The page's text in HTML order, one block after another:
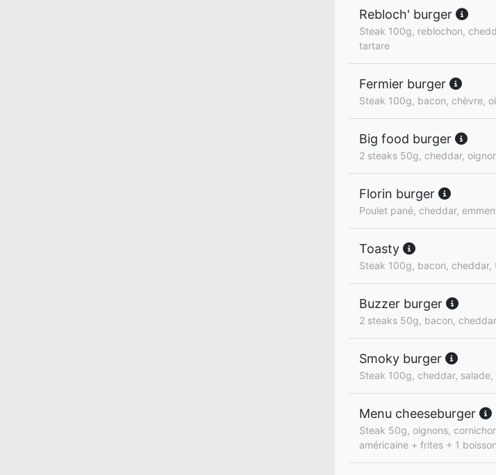
Rebloch' burger
Steak 100g, reblochon,
tartare
Fermier burger
Steak 100g, bacon, chèvre,
Big food burger
2 steaks 50g, cheddar,
Florin burger
Poulet pané, cheddar,
Toasty
Steak 100g, bacon, cheddar,
Buzzer burger
2 steaks 50g, bacon,
Smoky burger
Steak 100g, cheddar,
Menu cheeseburger
Steak 50g, oignons,
américaine + frites + 1